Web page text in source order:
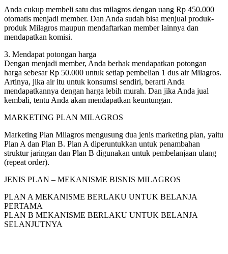
Anda cukup membeli satu dus milagros dengan uang Rp 450.000
otomatis menjadi member. Dan Anda sudah bisa menjual produk-
produk Milagros maupun mendaftarkan member lainnya dan
mendapatkan komisi.
3. Mendapat potongan harga
Dengan menjadi member, Anda berhak mendapatkan potongan
harga sebesar Rp 50.000 untuk setiap pembelian 1 dus air Milagros.
Artinya, jika air itu untuk konsumsi sendiri, berarti Anda
mendapatkannya dengan harga lebih murah. Dan jika Anda jual
kembali, tentu Anda akan mendapatkan keuntungan.
MARKETING PLAN MILAGROS
Marketing Plan Milagros mengusung dua jenis marketing plan, yaitu
Plan A dan Plan B. Plan A diperuntukkan untuk penambahan
struktur jaringan dan Plan B digunakan untuk pembelanjaan ulang
(repeat order).
JENIS PLAN – MEKANISME BISNIS MILAGROS
PLAN A MEKANISME BERLAKU UNTUK BELANJA
PERTAMA
PLAN B MEKANISME BERLAKU UNTUK BELANJA
SELANJUTNYA